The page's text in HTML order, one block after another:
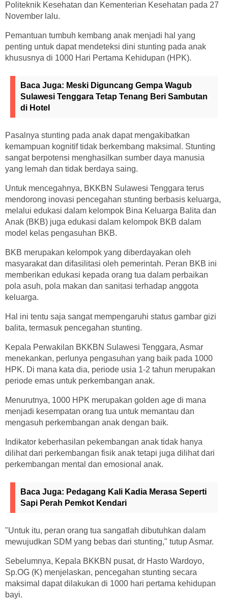
Politeknik Kesehatan dan Kementerian Kesehatan pada 27
November lalu.
Pemantuan tumbuh kembang anak menjadi hal yang
penting untuk dapat mendeteksi dini stunting pada anak
khususnya di 1000 Hari Pertama Kehidupan (HPK).
Baca Juga: Meski Diguncang Gempa Wagub
Sulawesi Tenggara Tetap Tenang Beri Sambutan
di Hotel
Pasalnya stunting pada anak dapat mengakibatkan
kemampuan kognitif tidak berkembang maksimal. Stunting
sangat berpotensi menghasilkan sumber daya manusia
yang lemah dan tidak berdaya saing.
Untuk mencegahnya, BKKBN Sulawesi Tenggara terus
mendorong inovasi pencegahan stunting berbasis keluarga,
melalui edukasi dalam kelompok Bina Keluarga Balita dan
Anak (BKB) juga edukasi dalam kelompok BKB dalam
model kelas pengasuhan BKB.
BKB merupakan kelompok yang diberdayakan oleh
masyarakat dan difasilitasi oleh pemerintah. Peran BKB ini
memberikan edukasi kepada orang tua dalam perbaikan
pola asuh, pola makan dan sanitasi terhadap anggota
keluarga.
Hal ini tentu saja sangat mempengaruhi status gambar gizi
balita, termasuk pencegahan stunting.
Kepala Perwakilan BKKBN Sulawesi Tenggara, Asmar
menekankan, perlunya pengasuhan yang baik pada 1000
HPK. Di mana kata dia, periode usia 1-2 tahun merupakan
periode emas untuk perkembangan anak.
Menurutnya, 1000 HPK merupakan golden age di mana
menjadi kesempatan orang tua untuk memantau dan
mengasuh perkembangan anak dengan baik.
Indikator keberhasilan pekembangan anak tidak hanya
dilihat dari perkembangan fisik anak tetapi juga dilihat dari
perkembangan mental dan emosional anak.
Baca Juga: Pedagang Kali Kadia Merasa Seperti
Sapi Perah Pemkot Kendari
"Untuk itu, peran orang tua sangatlah dibutuhkan dalam
mewujudkan SDM yang bebas dari stunting," tutup Asmar.
Sebelumnya, Kepala BKKBN pusat, dr Hasto Wardoyo,
Sp.OG (K) menjelaskan, pencegahan stunting secara
maksimal dapat dilakukan di 1000 hari pertama kehidupan
bayi.